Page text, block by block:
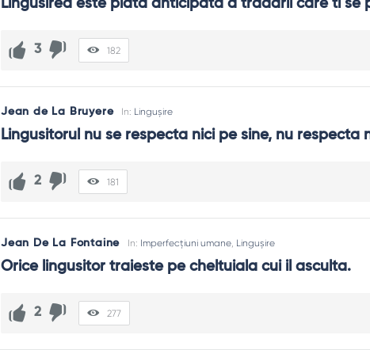
Lingusirea este plata anticipata a tradarii care ti se
3 182
Jean de La Bruyere In: Lingușire
Lingusitorul nu se respecta nici pe sine, nu respecta
2 181
Jean De La Fontaine In: Imperfecțiuni umane, Lingușire
Orice lingusitor traieste pe cheltuiala cui il asculta.
2 277